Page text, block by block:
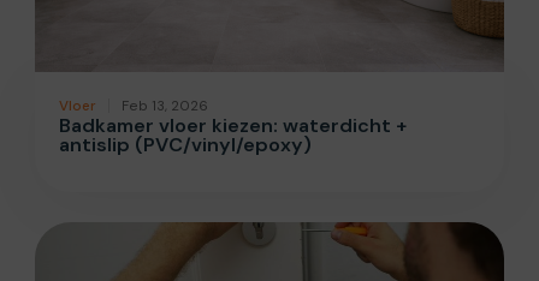
Vloer Feb 13, 2026
Badkamer vloer kiezen: waterdicht +
antislip (PVC/vinyl/epoxy)